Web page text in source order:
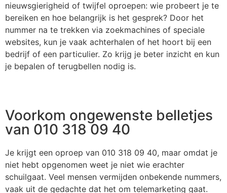
nieuwsgierigheid of twijfel oproepen: wie probeert je te
bereiken en hoe belangrijk is het gesprek? Door het
nummer na te trekken via zoekmachines of speciale
websites, kun je vaak achterhalen of het hoort bij een
bedrijf of een particulier. Zo krijg je beter inzicht en kun
je bepalen of terugbellen nodig is.
Voorkom ongewenste belletjes
van 010 318 09 40
Je krijgt een oproep van 010 318 09 40, maar omdat je
niet hebt opgenomen weet je niet wie erachter
schuilgaat. Veel mensen vermijden onbekende nummers,
vaak uit de gedachte dat het om telemarketing gaat.